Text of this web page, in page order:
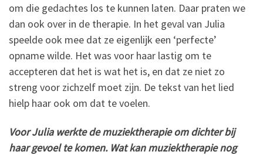
om die gedachtes los te kunnen laten. Daar praten we
dan ook over in de therapie. In het geval van Julia
speelde ook mee dat ze eigenlijk een ‘perfecte’
opname wilde. Het was voor haar lastig om te
accepteren dat het is wat het is, en dat ze niet zo
streng voor zichzelf moet zijn. De tekst van het lied
hielp haar ook om dat te voelen.
Voor Julia werkte de muziektherapie om dichter bij
haar gevoel te komen. Wat kan muziektherapie nog